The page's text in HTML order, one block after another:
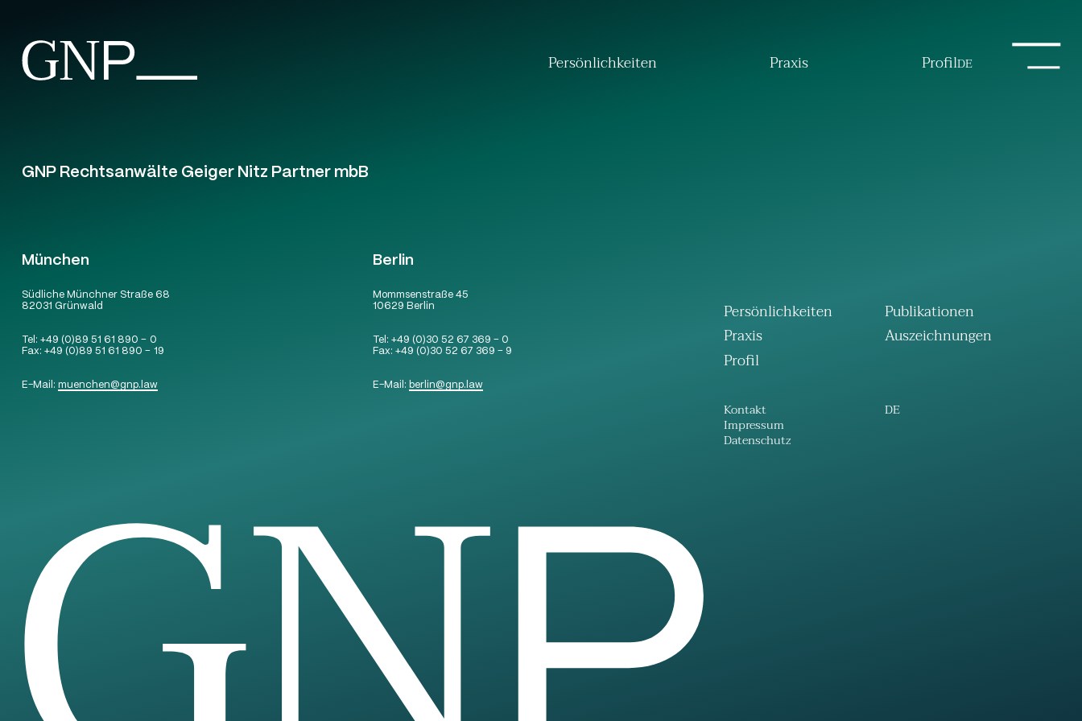
Persönlichkeiten Praxis ProfilDE
GNP Rechtsanwälte Geiger Nitz Partner mbB
München
Südliche Münchner Straße 68
82031 Grünwald
Tel:+49 (0)89 51 61 890 – 0
Fax:+49 (0)89 51 61 890 – 19
E-Mail:muenchen@gnp.law
Berlin
Mommsenstraße 45
10629 Berlin
Tel: +49 (0)30 52 67 369 – 0
Fax: +49 (0)30 52 67 369 – 9
E-Mail: berlin@gnp.law
Persönlichkeiten
Praxis
Profil
Kontakt
Impressum
Datenschutz
Publikationen
Auszeichnungen
DE